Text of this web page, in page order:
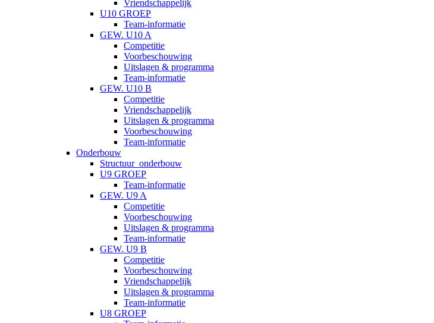
Vriendschappelijk
U10 GROEP
Team-informatie
GEW. U10 A
Competitie
Voorbeschouwing
Uitslagen & programma
Team-informatie
GEW. U10 B
Competitie
Vriendschappelijk
Uitslagen & programma
Voorbeschouwing
Team-informatie
Onderbouw
Structuur_onderbouw
U9 GROEP
Team-informatie
GEW. U9 A
Competitie
Voorbeschouwing
Uitslagen & programma
Team-informatie
GEW. U9 B
Competitie
Voorbeschouwing
Vriendschappelijk
Uitslagen & programma
Team-informatie
U8 GROEP